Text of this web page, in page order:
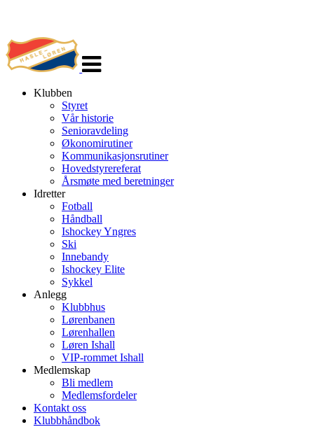
navigasjon
Klubben
Styret
Vår historie
Senioravdeling
Økonomirutiner
Kommunikasjonsrutiner
Hovedstyrereferat
Årsmøte med beretninger
Idretter
Fotball
Håndball
Ishockey Yngres
Ski
Innebandy
Ishockey Elite
Sykkel
Anlegg
Klubbhus
Lørenbanen
Lørenhallen
Løren Ishall
VIP-rommet Ishall
Medlemskap
Bli medlem
Medlemsfordeler
Kontakt oss
Klubbhåndbok